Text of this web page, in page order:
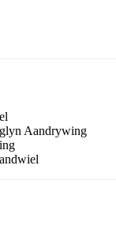
Aandrywing